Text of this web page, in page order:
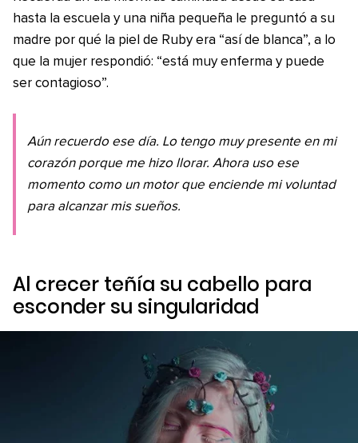
hasta la escuela y una niña pequeña le preguntó a su
madre por qué la piel de Ruby era “así de blanca”, a lo
que la mujer respondió: “está muy enferma y puede
ser contagioso”.
Aún recuerdo ese día. Lo tengo muy presente en mi
corazón porque me hizo llorar. Ahora uso ese
momento como un motor que enciende mi voluntad
para alcanzar mis sueños.
Al crecer teñía su cabello para
esconder su singularidad